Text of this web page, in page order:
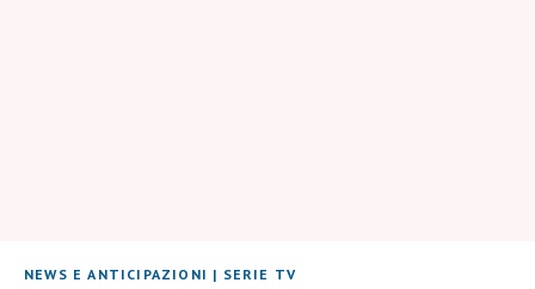
NEWS E ANTICIPAZIONI | SERIE TV